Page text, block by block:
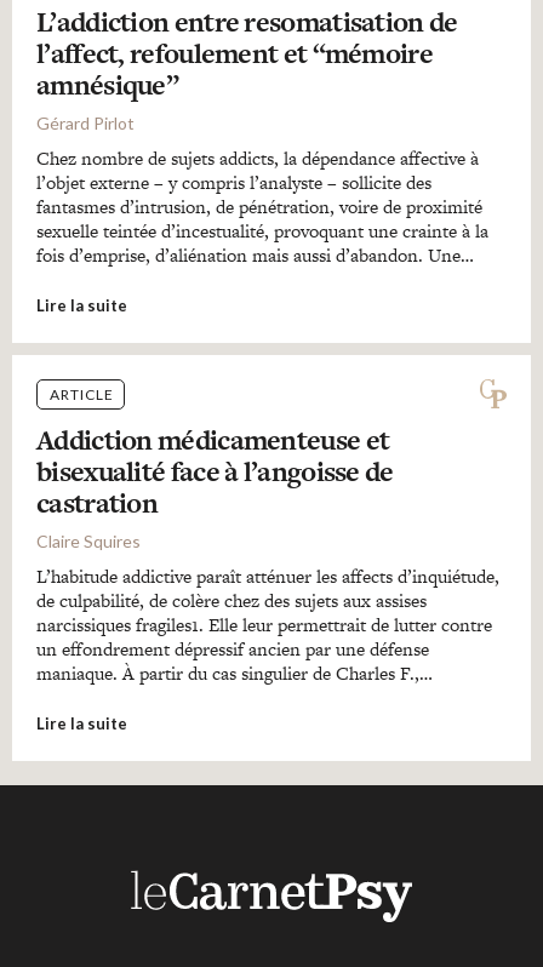
L’addiction entre resomatisation de
l’affect, refoulement et “mémoire
amnésique”
Gérard Pirlot
Chez nombre de sujets addicts, la dépendance affective à
l’objet externe – y compris l’analyste – sollicite des
fantasmes d’intrusion, de pénétration, voire de proximité
sexuelle teintée d’incestualité, provoquant une crainte à la
fois d’emprise, d’aliénation mais aussi d’abandon. Une…
Lire la suite
ARTICLE
Addiction médicamenteuse et
bisexualité face à l’angoisse de
castration
Claire Squires
L’habitude addictive paraît atténuer les affects d’inquiétude,
de culpabilité, de colère chez des sujets aux assises
narcissiques fragiles1. Elle leur permettrait de lutter contre
un effondrement dépressif ancien par une défense
maniaque. À partir du cas singulier de Charles F.,…
Lire la suite